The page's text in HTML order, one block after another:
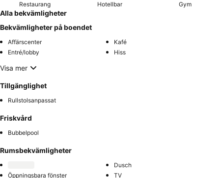
Restaurang Hotellbar Gym
Alla bekvämligheter
Bekvämligheter på boendet
Affärscenter
Kafé
Entré/lobby
Hiss
Visa mer
Tillgänglighet
Rullstolsanpassat
Friskvård
Bubbelpool
Rumsbekvämligheter
Dusch
Öppningsbara fönster
TV